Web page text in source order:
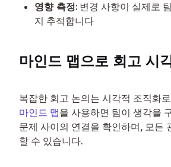
영향 측정: 변경 사항이 실제로
지 추적합니다
마인드 맵으로 회고 시
마인드 맵을 사용하면 팀이 생각을
문제 사이의 연결을 확인하며, 모든
할 수 있습니다.